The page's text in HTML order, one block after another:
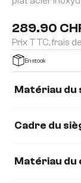
289.90
Prix TTC, frais
En stock
Matériau du
Tissu
Cadre du
Matériau du